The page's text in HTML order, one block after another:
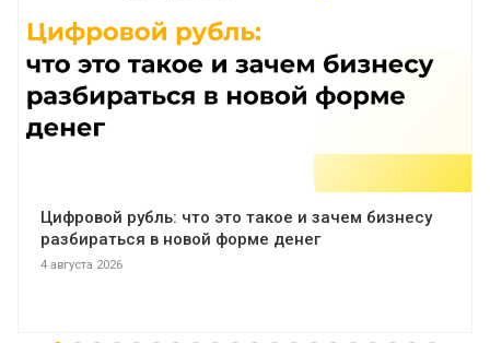
Цифровой рубль: что это такое и зачем бизнесу
разбираться в новой форме денег
4 августа 2026